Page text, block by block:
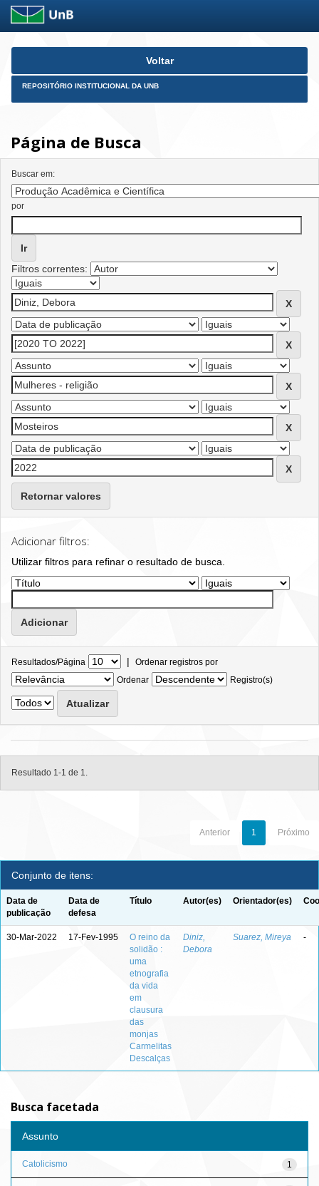
Skip
Voltar
REPOSITÓRIO INSTITUCIONAL DA UNB
Página de Busca
Buscar em:
por
Filtros correntes:
Retornar valores
Adicionar filtros:
Utilizar filtros para refinar o resultado de busca.
Resultados/Página | Ordenar registros por
Ordenar
Registro(s)
Resultado 1-1 de 1.
Anterior 1 Próximo
Conjunto de itens:
Data de
publicação
Data de
defesa
Título Autor(es) Orientador(es)
30-Mar-2022 17-Fev-1995
O reino da
solidão :
uma
etnografia
da vida
em
clausura
das
monjas
Carmelitas
Descalças
Diniz,
Debora
Suarez, Mireya -
Busca facetada
Assunto
1
Catolicismo